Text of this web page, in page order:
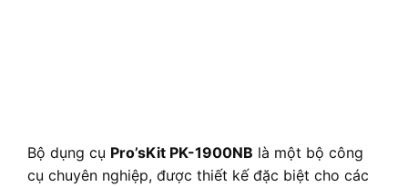
Bộ dụng cụ Pro’sKit PK-1900NB là một bộ công
cụ chuyên nghiệp, được thiết kế đặc biệt cho các